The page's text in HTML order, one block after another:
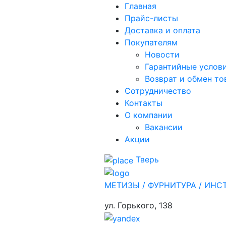
Главная
Прайс-листы
Доставка и оплата
Покупателям
Новости
Гарантийные
Возврат и обмен
Сотрудничество
Контакты
О компании
Вакансии
Акции
Тверь
МЕТИЗЫ / ФУРНИТУРА /
ул. Горького, 138